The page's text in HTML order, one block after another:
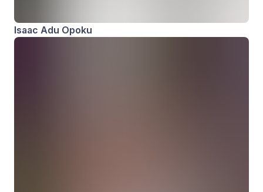
Isaac Adu Opoku